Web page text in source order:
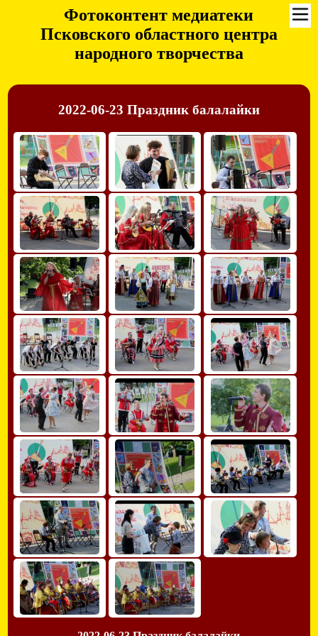
Фотоконтент медиатеки
Псковского областного центра
народного творчества
2022-06-23 Праздник балалайки